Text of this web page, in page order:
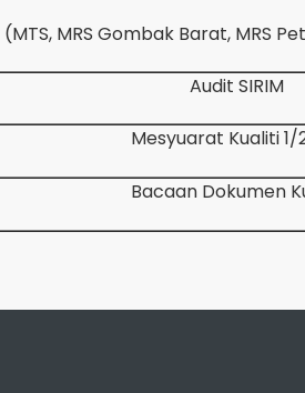
Audit SIRIM
Mesyuarat Kualiti 1/
Bacaan Dokumen